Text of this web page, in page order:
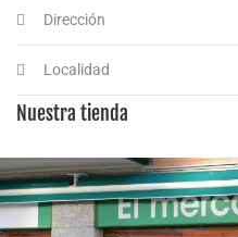
Dirección
Localidad
Nuestra tienda